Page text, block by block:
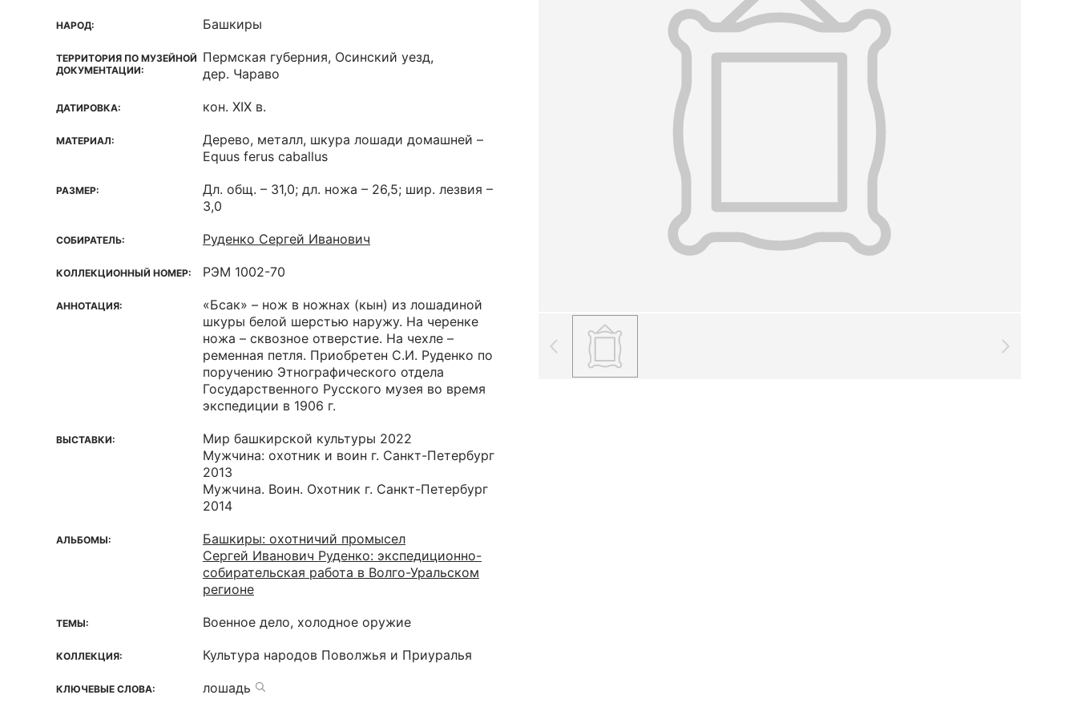
НАРОД: Башкиры
ТЕРРИТОРИЯ ПО МУЗЕЙНОЙ
ДОКУМЕНТАЦИИ:
Пермская губерния, Осинский уезд,
дер. Чараво
ДАТИРОВКА: кон. XIX в.
МАТЕРИАЛ:
Дерево, металл, шкура лошади домашней –
Equus ferus caballus
РАЗМЕР:
Дл. общ. – 31,0; дл. ножа – 26,5; шир. лезвия –
3,0
СОБИРАТЕЛЬ: Руденко Сергей Иванович
КОЛЛЕКЦИОННЫЙ НОМЕР: РЭМ 1002-70
АННОТАЦИЯ:
«Бсак» – нож в ножнах (кын) из лошадиной
шкуры белой шерстью наружу. На черенке
ножа – сквозное отверстие. На чехле –
ременная петля. Приобретен С.И. Руденко по
поручению Этнографического отдела
Государственного Русского музея во время
экспедиции в 1906 г.
ВЫСТАВКИ:
Мир башкирской культуры 2022
Мужчина: охотник и воин г. Санкт-Петербург
2013
Мужчина. Воин. Охотник г. Санкт-Петербург
2014
АЛЬБОМЫ:
Башкиры: охотничий промысел
Сергей Иванович Руденко: экспедиционно-
собирательская работа в Волго-Уральском
регионе
ТЕМЫ: Военное дело, холодное оружие
КОЛЛЕКЦИЯ: Культура народов Поволжья и Приуралья
КЛЮЧЕВЫЕ СЛОВА: лошадь